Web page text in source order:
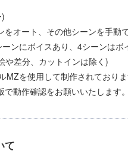
をオート、その他シーンを手動
ンにボイスあり、4シーンはボ
や差分、カットインは除く)
MZを使用して制作されており
動作確認をお願いいたします
て